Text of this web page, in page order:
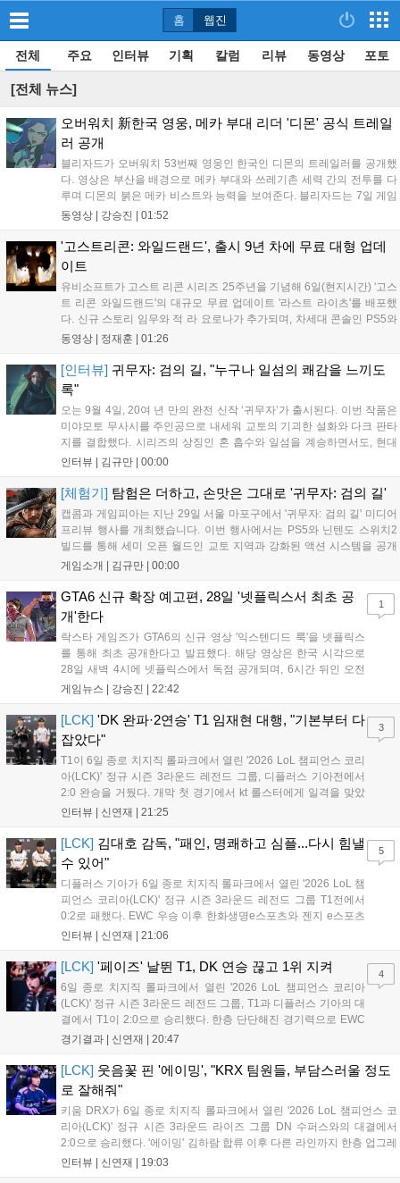
홈 웹진
전체 주요 인터뷰 기획 칼럼 리뷰 동영상 포토
[전체 뉴스]
오버워치 新한국 영웅, 메카 부대 리더 '디몬' 공식 트레일
러 공개
블리자드가 오버워치 53번째 영웅인 한국인 디몬의 트레일러를 공개했
다. 영상은 부산을 배경으로 메카 부대와 쓰레기촌 세력 간의 전투를 다
루며 디몬의 붉은 메카 비스트와 능력을 보여준다. 블리자드는 7일 게임
플레이 영상 공개를 시작으로 10일 시즌4 트레일러를 선보이며, 11일 시
론의 대립이 본격화될 전망이다....
동영상 | 강승진 01:52
'고스트리콘: 와일드랜드', 출시 9년 차에 무료 대형 업데
이트
유비소프트가 고스트 리콘 시리즈 25주년을 기념해 6일(현지시간) '고스
트 리콘 와일드랜드'의 대규모 무료 업데이트 '라스트 라이츠'를 배포했
다. 신규 스토리 임무와 적 라 요로나가 추가되며, 차세대 콘솔인 PS5와
Xbox Series X|S에서 4K 60FPS를 지원한다. 또한 편의성 개선과 함께
리를 제공한다....
동영상 | 정재훈 01:26
[인터뷰] 귀무자: 검의 길, "누구나 일섬의 쾌감을 느끼도
록"
오는 9월 4일, 20여 년 만의 완전 신작 ‘귀무자’가 출시된다. 이번 작품은
미야모토 무사시를 주인공으로 내세워 교토의 기괴한 설화와 다크 판타
지를 결합했다. 시리즈의 상징인 혼 흡수와 일섬을 계승하면서도, 현대
적인 검극 액션과 '무너뜨리기 일섬'을 더해 전투의 깊이를 더했다. 개발
하고자 했으며, 실제 검술 전문가의 모션 캡처를 통해 리얼리티를 극대
화했다. 세계관을 새롭게 재구성한 이번 신작은 기존 시리즈와 설정은
다르지만, 특유의 통쾌한 손맛과 다크 판타지 분위기를 충실히 담아내어
시리즈 팬과 신규 이용자 모두에게 새로운 재미를 선사할 예정이다....
인터뷰 | 김규만 00:00
[체험기] 탐험은 더하고, 손맛은 그대로 '귀무자: 검의 길'
캡콤과 게임피아는 지난 29일 서울 마포구에서 '귀무자: 검의 길' 미디어
프리뷰 행사를 개최했습니다. 이번 행사에서는 PS5와 닌텐도 스위치2
빌드를 통해 세미 오픈 월드인 교토 지역과 강화된 액션 시스템을 공개
했습니다. 주인공 미야모토 무사시가 오니를 정화하는 과정을 담았으며,
탄탄한 게임성을 선보여 기대감을 높였습니다....
게임소개 | 김규만 00:00
GTA6 신규 확장 예고편, 28일 '넷플릭스서 최초 공
개'한다
락스타 게임즈가 GTA6의 신규 영상 '익스텐디드 룩'을 넷플릭스
를 통해 최초 공개한다고 발표했다. 해당 영상은 한국 시각으로
28일 새벽 4시에 넷플릭스에서 독점 공개되며, 6시간 뒤인 오전
10시부터 공식 유튜브와 홈페이지에서도 확인할 수 있다. 기존보
이례적인 협업이 향후 게임 마케팅 방식에 어떤 변화를 가져올지
전 세계 팬들의 이목이 쏠리고 있다....
게임뉴스 | 강승진 22:42
1
[LCK] 'DK 완파·2연승' T1 임재현 대행, "기본부터 다
잡았다"
T1이 6일 종로 치지직 롤파크에서 열린 '2026 LoL 챔피언스 코리
아(LCK)' 정규 시즌 3라운드 레전드 그룹, 디플러스 기아전에서
2:0 완승을 거뒀다. 개막 첫 경기에서 kt 롤스터에게 일격을 맞았
지만, 젠지 e스포츠의 홈 경기에서 원정 승리를 챙기며 분위기를
한 모습이었다. 다음은...
인터뷰 | 신연재 21:25
3
[LCK] 김대호 감독, "패인, 명쾌하고 심플...다시 힘낼
수 있어"
디플러스 기아가 6일 종로 치지직 롤파크에서 열린 '2026 LoL 챔
피언스 코리아(LCK)' 정규 시즌 3라운드 레전드 그룹 T1전에서
0:2로 패했다. EWC 우승 이후 한화생명e스포츠와 젠지 e스포츠
를 잡아내며 기세를 끌어올렸지만, 경기력이 제 궤도에 오른 T1은
"오늘 져서 너무 아쉽다"...
인터뷰 | 신연재 21:06
5
[LCK] '페이즈' 날뛴 T1, DK 연승 끊고 1위 지켜
6일 종로 치지직 롤파크에서 열린 '2026 LoL 챔피언스 코리아
(LCK)' 정규 시즌 3라운드 레전드 그룹, T1과 디플러스 기아의 대
결에서 T1이 2:0으로 승리했다. 한층 단단해진 경기력으로 EWC
우승을 기점으로 파죽지세의 연승을 이어가던 디플러스 기아를
T1은 첫 드래곤을 두드렸...
경기결과 | 신연재 20:47
4
[LCK] 웃음꽃 핀 '에이밍', "KRX 팀원들, 부담스러울 정도
로 잘해줘"
키움 DRX가 6일 종로 치지직 롤파크에서 열린 '2026 LoL 챔피언스 코
리아(LCK)' 정규 시즌 3라운드 라이즈 그룹 DN 수퍼스와의 대결에서
2:0으로 승리했다. '에이밍' 김하람 합류 이후 다른 라인까지 한층 업그레
이드 된 경기력을 보여주며 기분 좋은 2연승을 달렸다. 경기 종료 후 기
인터뷰 | 신연재 19:03